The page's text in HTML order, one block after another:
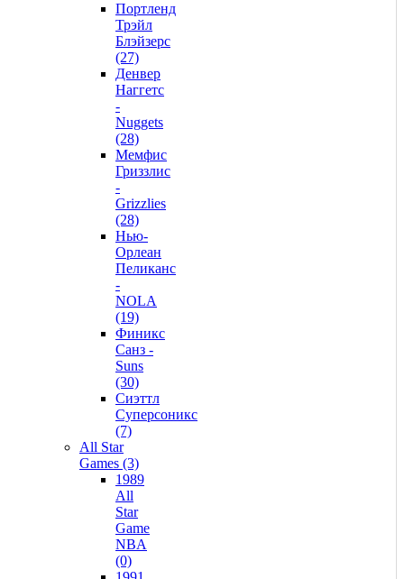
Портленд
Трэйл
Блэйзерс
(27)
Денвер
Наггетс
-
Nuggets
(28)
Мемфис
Гриззлис
-
Grizzlies
(28)
Нью-
Орлеан
Пеликанс
-
NOLA
(19)
Финикс
Санз -
Suns
(30)
Сиэттл
Суперсоникс
(7)
All Star
Games (3)
1989
All
Star
Game
NBA
(0)